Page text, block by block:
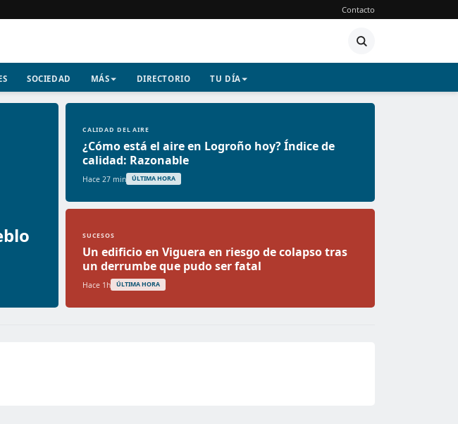
Contacto
SOCIEDAD MÁS DIRECTORIO TU DÍA
CALIDAD DEL AIRE
¿Cómo está el aire en Logroño hoy? Índice de
calidad: Razonable
Hace 27 min ÚLTIMA HORA
SUCESOS
Un edificio en Viguera en riesgo de colapso tras
un derrumbe que pudo ser fatal
Hace 1h ÚLTIMA HORA